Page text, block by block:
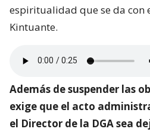
espiritualidad que se da con
Kintuante.
Además de suspender las
exige que el acto
el Director de la DGA sea